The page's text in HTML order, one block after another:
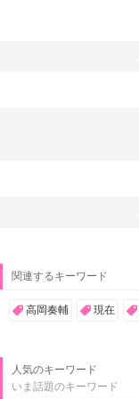
関連するキーワード
高岡奏輔 現在
人気のキーワード
いま話題のキーワード